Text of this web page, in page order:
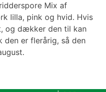
Mix af
lilla, pink og hvid. Hvis
og dækker den til kan
er flerårig, så den